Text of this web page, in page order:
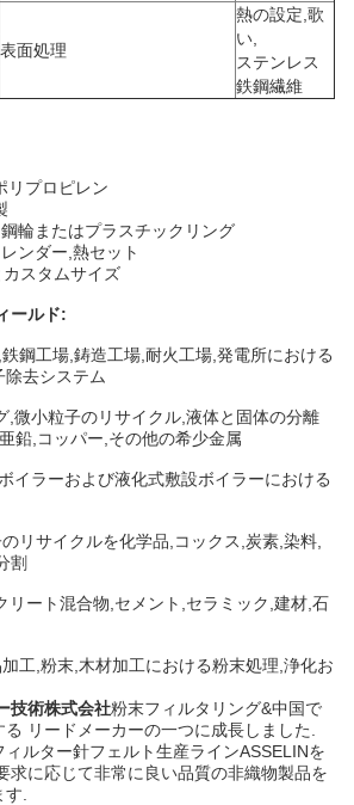
表面処理
熱の設定,歌
い,
ステンレス
鉄鋼繊維
リプロピレン
輪またはプラスチックリング
ンダー,熱セット
スタムサイズ
ールド:
鋼工場,鋳造工場,耐火工場,発電所における
去システム
,微小粒子のリサイクル,液体と固体の分離
鉛,コッパー,その他の希少金属
イラーおよび液化式敷設ボイラーにおける
リサイクルを化学品,コックス,炭素,染料,
割
リート混合物,セメント,セラミック,建材,石
工,粉末,木材加工における粉末処理,浄化お
技術株式会社粉末フィルタリング&中国で
リードメーカーの一つに成長しました.
ルター針フェルト生産ラインASSELINを
求に応じて非常に良い品質の非織物製品を
.